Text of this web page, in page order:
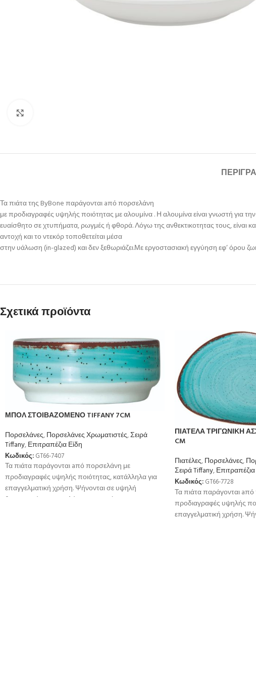
Τα πιάτα της ByBone παράγονται aπό πορσελάνη
με προδιαγραφές υψηλής ποιότητας με αλουμίνα . Η αλουμίνα είναι γνωστή για
ευαίσθητο σε χτυπήματα, ρωγμές ή φθορά. Λόγω της ανθεκτικοτητας τους, είναι
αντοχή και το ντεκόρ τοποθετείται μέσα
στην υάλωση (in-glazed) και δεν ξεθωριάζει.Με εργοστασιακή εγγύηση εφ‘ όρου
Σχετικά προϊόντα
ΜΠΟΛ ΣΤΟΙΒΑΖΟΜΕΝΟ TIFFANY 7CM
Πορσελάνες,Πορσελάνες Χρωματιστές,Σειρά
Tiffany,Επιτραπέζια Είδη
Κωδικός: GT66-7407
Τα πιάτα παράγονται aπό πορσελάνη με
προδιαγραφές υψηλής ποιότητας, κατάλληλα για
επαγγελματική χρήση. Ψήνονται σε υψηλή
θερμοκρσία για μεγαλύτερη αντοχή
ΠΙΑΤΕΛΑ ΤΡΙΓΩΝΙΚΗ
CM
Πιατέλες,Πορσελάνες,
Σειρά Tiffany,
Κωδικός: GT66-7728
Τα πιάτα παράγονται
προδιαγραφές υψηλής
επαγγελματική χρήση.